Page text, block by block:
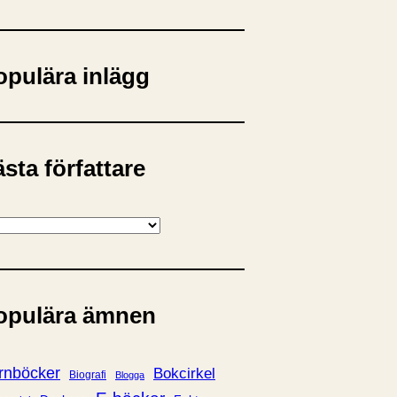
inlägg
författare
ämnen
Biografi Blogga Bokcirkel